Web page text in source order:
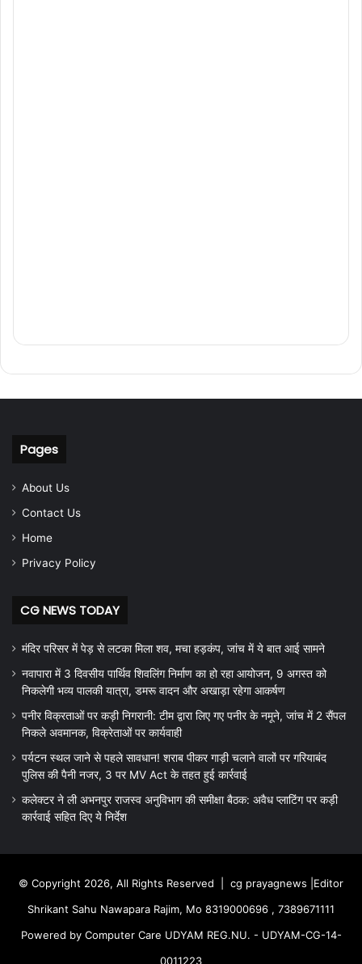
Pages
About Us
Contact Us
Home
Privacy Policy
CG NEWS TODAY
मंदिर परिसर में पेड़ से लटका मिला शव, मचा हड़कंप, जांच में ये बात आई सामने
नवापारा में 3 दिवसीय पार्थिव शिवलिंग निर्माण का हो रहा आयोजन, 9 अगस्त को
निकलेगी भव्य पालकी यात्रा, डमरू वादन और अखाड़ा रहेगा आकर्षण
पनीर विक्रताओं पर कड़ी निगरानी: टीम द्वारा लिए गए पनीर के नमूने, जांच में 2 सैंपल
निकले अवमानक, विक्रेताओं पर कार्यवाही
पर्यटन स्थल जाने से पहले सावधान! शराब पीकर गाड़ी चलाने वालों पर गरियाबंद
पुलिस की पैनी नजर, 3 पर MV Act के तहत हुई कार्रवाई
कलेक्टर ने ली अभनपुर राजस्व अनुविभाग की समीक्षा बैठक: अवैध प्लाटिंग पर कड़ी
कार्रवाई सहित दिए ये निर्देश
© Copyright 2026, All Rights Reserved | cg prayagnews |Editor
Shrikant Sahu Nawapara Rajim, Mo 8319000696 , 7389671111
Powered by Computer Care UDYAM REG.NU. - UDYAM-CG-14-
0011223